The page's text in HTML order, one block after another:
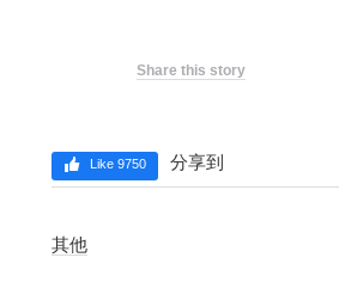
Share this story
分享到
Like 9750
其他